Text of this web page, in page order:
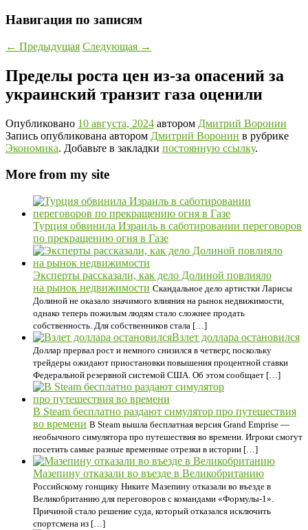
Навигация по записям
← Предыдущая Следующая →
Пределы роста цен из-за опасений за
украинский транзит газа оценили
Опубликовано 10 августа, 2024 автором Дмитрий Воронин
Запись опубликована автором Дмитрий Воронин в рубрике
Экономика. Добавьте в закладки постоянную ссылку.
More from my site
Турция обвинила Израиль в саботировании переговоров
по прекращению огня в Газе
Эксперты рассказали, как дело Долиной повлияло
на рынок недвижимости Скандальное дело артистки Ларисы
Долиной не оказало значимого влияния на рынок недвижимости,
однако теперь пожилым людям стало сложнее продать
собственность. Для собственников стала […]
Взлет доллара остановился
Доллар прервал рост и немного снизился в четверг, поскольку
трейдеры ожидают приостановки повышения процентной ставки
Федеральной резервной системой США. Об этом сообщает […]
В Steam бесплатно раздают симулятор про путешествия
во времени В Steam вышла бесплатная версия Grand Emprise —
необычного симулятора про путешествия во времени. Игроки смогут
посетить самые разные временные отрезки в истории […]
Мазепину отказали во въезде в Великобританию
Российскому гонщику Никите Мазепину отказали во въезде в
Великобританию для переговоров с командами «Формулы-1».
Причиной стало решение суда, который отказался исключить
спортсмена из […]